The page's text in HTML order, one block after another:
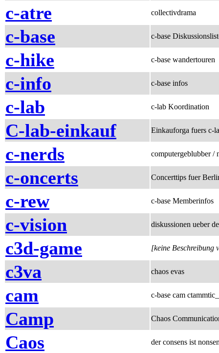
c-atre collectivdrama
c-base c-base
c-hike c-base wandertouren
c-info c-base infos
c-lab c-lab Koordination
C-lab-einkauf Einkauforga fuers c-
c-nerds computergeblubber /
c-oncerts Concerttips fuer
c-rew c-base Memberinfos
c-vision diskussionen ueber
c3d-game [keine Beschreibung
c3va chaos evas
cam c-base cam ctammtic_
Camp Chaos
Caos der consens ist